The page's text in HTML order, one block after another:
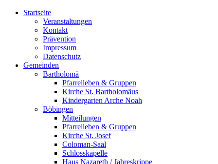
Startseite
Veranstaltungen
Kontakt
Prävention
Impressum
Datenschutz
Gemeinden
Bartholomä
Pfarreileben & Gruppen
Kirche St. Bartholomäus
Kindergarten Arche Noah
Böbingen
Mitteilungen
Pfarreileben & Gruppen
Kirche St. Josef
Coloman-Saal
Schlosskapelle
Haus Nazareth / Jahreskrippe